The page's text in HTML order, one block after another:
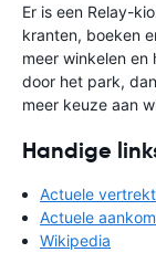
Er is een Relay-
kranten, boeken
meer winkelen
door het park,
meer keuze aan
Handige
Actuele
Actuele
Wikipedia